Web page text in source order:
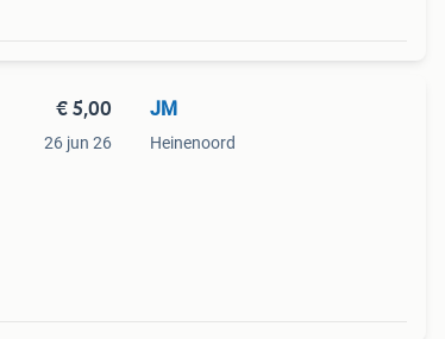
€ 5,00
26 jun 26
JM
Heinenoord